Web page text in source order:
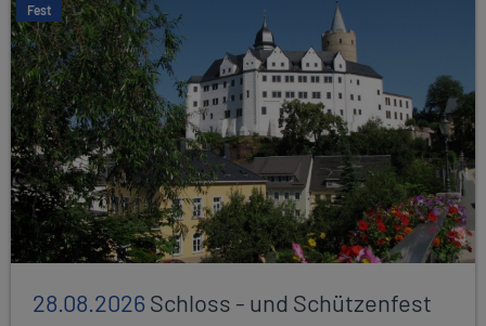
Fest
28.08.2026Schloss - und Schützenfest